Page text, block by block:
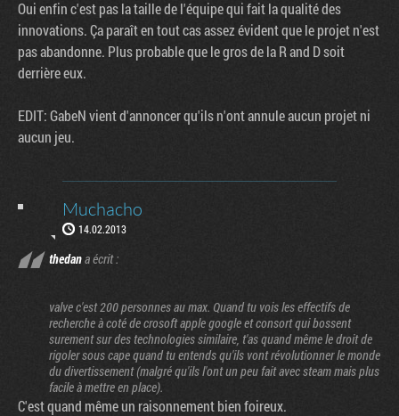
Oui enfin c'est pas la taille de l'équipe qui fait la qualité des
innovations. Ça paraît en tout cas assez évident que le projet n'est
pas abandonne. Plus probable que le gros de la R and D soit
derrière eux.
EDIT: GabeN vient d'annoncer qu'ils n'ont annule aucun projet ni
aucun jeu.
Muchacho
14.02.2013
thedana écrit :
valve c'est 200 personnes au max. Quand tu vois les effectifs de
recherche à coté de crosoft apple google et consort qui bossent
surement sur des technologies similaire, t'as quand même le droit de
rigoler sous cape quand tu entends qu'ils vont révolutionner le monde
du divertissement (malgré qu'ils l'ont un peu fait avec steam mais plus
facile à mettre en place).
C'est quand même un raisonnement bien foireux.